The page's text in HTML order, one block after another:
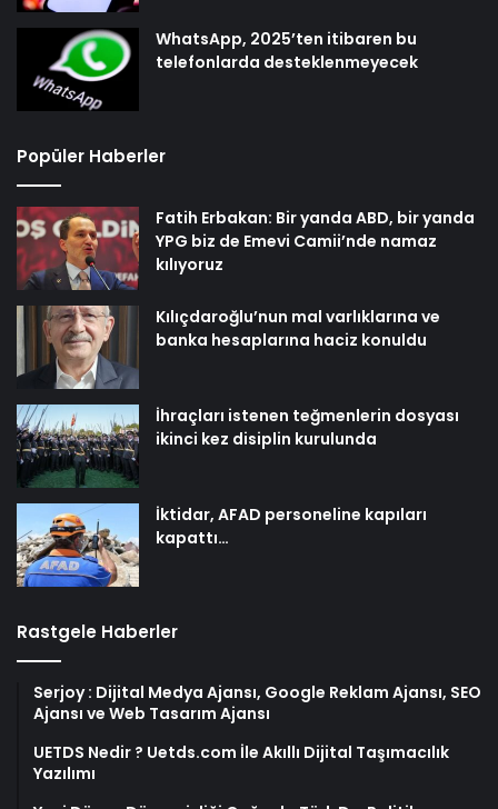
WhatsApp, 2025’ten itibaren bu
telefonlarda desteklenmeyecek
Popüler Haberler
Fatih Erbakan: Bir yanda ABD, bir yanda
YPG biz de Emevi Camii’nde namaz
kılıyoruz
Kılıçdaroğlu’nun mal varlıklarına ve
banka hesaplarına haciz konuldu
İhraçları istenen teğmenlerin dosyası
ikinci kez disiplin kurulunda
İktidar, AFAD personeline kapıları
kapattı…
Rastgele Haberler
Serjoy : Dijital Medya Ajansı, Google Reklam Ajansı, SEO
Ajansı ve Web Tasarım Ajansı
UETDS Nedir ? Uetds.com İle Akıllı Dijital Taşımacılık
Yazılımı